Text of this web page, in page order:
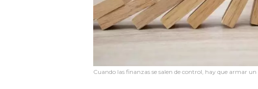
Cuando las finanzas se salen de control, hay que armar un